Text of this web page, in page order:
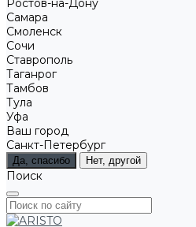
Ростов-на-Дону
Самара
Смоленск
Сочи
Ставрополь
Таганрог
Тамбов
Тула
Уфа
Ваш город
Санкт-Петербург
Да, спасибо Нет, другой
Поиск